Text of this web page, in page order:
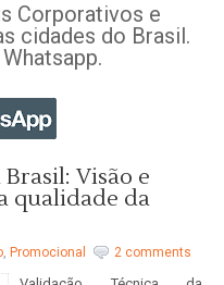
Corporativos e
cidades do Brasil.
Visão e
qualidade da
, Promocional 2 comments